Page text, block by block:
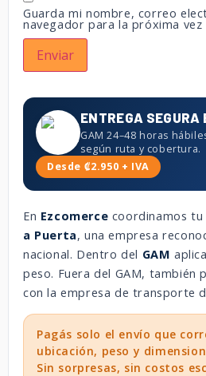
Guarda mi nombre, correo
navegador para la próxima vez
ENTREGA SEGURA
GAM 24–48 horas
según ruta y cobertura.
Desde ₡2.950 + IVA
En Ezcomerce coordinamos
a Puerta, una empresa
nacional. Dentro del GAM
peso. Fuera del GAM, también
con la empresa de transporte
Pagás solo el envío que
ubicación, peso y
Sin sorpresas, sin costos